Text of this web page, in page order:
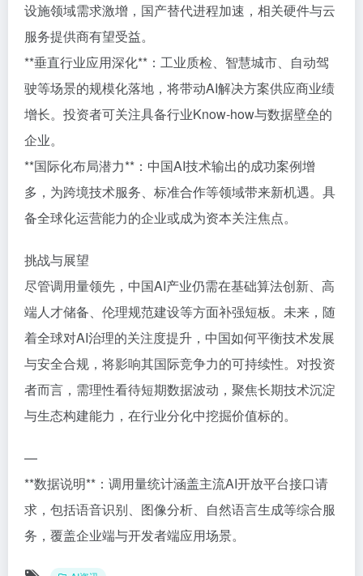
设施领域需求激增，国产替代进程加速，相关硬件与云
服务提供商有望受益。
**垂直行业应用深化**：工业质检、智慧城市、自动驾
驶等场景的规模化落地，将带动AI解决方案供应商业绩
增长。投资者可关注具备行业Know-how与数据壁垒的
企业。
**国际化布局潜力**：中国AI技术输出的成功案例增
多，为跨境技术服务、标准合作等领域带来新机遇。具
备全球化运营能力的企业或成为资本关注焦点。
挑战与展望
尽管调用量领先，中国AI产业仍需在基础算法创新、高
端人才储备、伦理规范建设等方面补强短板。未来，随
着全球对AI治理的关注度提升，中国如何平衡技术发展
与安全合规，将影响其国际竞争力的可持续性。对投资
者而言，需理性看待短期数据波动，聚焦长期技术沉淀
与生态构建能力，在行业分化中挖掘价值标的。
—
**数据说明**：调用量统计涵盖主流AI开放平台接口请
求，包括语音识别、图像分析、自然语言生成等综合服
务，覆盖企业端与开发者端应用场景。